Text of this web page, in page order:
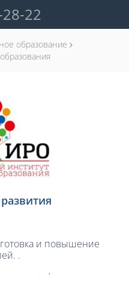
22
образование
и повышение
.